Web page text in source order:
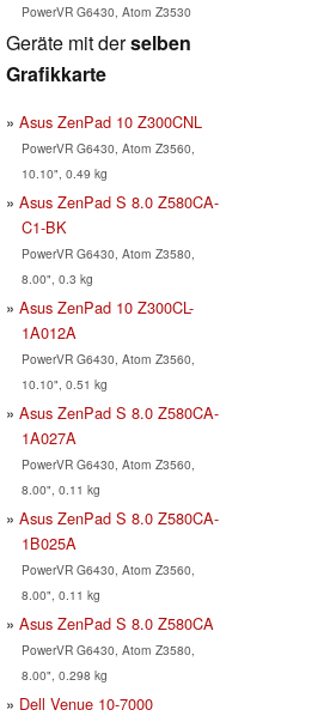
PowerVR G6430, Atom Z3530
Geräte mit derselben
Grafikkarte
Asus ZenPad 10 Z300CNL
PowerVR G6430, Atom Z3560,
10.10", 0.49 kg
Asus ZenPad S 8.0 Z580CA-
C1-BK
PowerVR G6430, Atom Z3580,
8.00", 0.3 kg
Asus ZenPad 10 Z300CL-
1A012A
PowerVR G6430, Atom Z3560,
10.10", 0.51 kg
Asus ZenPad S 8.0 Z580CA-
1A027A
PowerVR G6430, Atom Z3560,
8.00", 0.11 kg
Asus ZenPad S 8.0 Z580CA-
1B025A
PowerVR G6430, Atom Z3560,
8.00", 0.11 kg
Asus ZenPad S 8.0 Z580CA
PowerVR G6430, Atom Z3580,
8.00", 0.298 kg
Dell Venue 10-7000